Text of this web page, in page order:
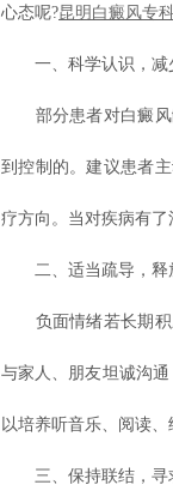
心态呢?昆明白癜风专
一、科学认识，减
部分患者对白癜风
到控制的。建议患者
疗方向。当对疾病有了
二、适当疏导，释
负面情绪若长期积
与家人、朋友坦诚沟
以培养听音乐、阅读
三、保持联结，寻